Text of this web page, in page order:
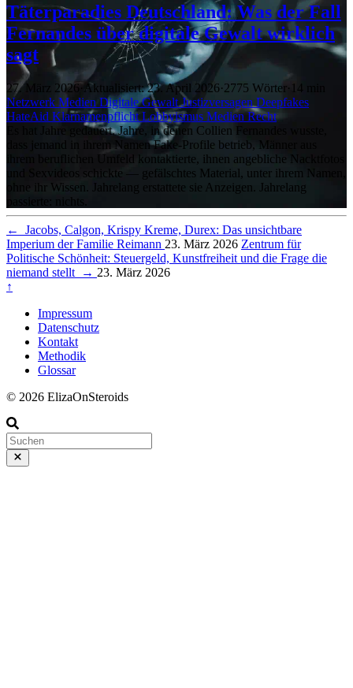
Täterparadies Deutschland: Was der Fall
Fernandes über digitale Gewalt wirklich
sagt
27. März 2026·Aktualisiert: 23. April 2026·2775 Wörter· 14 min
Netzwerk Medien Digitale GewaltJustizversagen Deepfakes
HateAid Klarnamenpflicht Lobbyismus Medien Recht
Es hat Jahre gedauert. Jahre, in denen Collien Fernandes wusste,
dass jemand in ihrem Namen Fake-Profile betrieb, Männer aus
ihrem beruflichen Umfeld kontaktierte, ihnen angebliche Nacktfotos
und Sexvideos schickte — gefälschtes Material, unter ihrem Namen,
ohne ihr Wissen. Jahrelang erstattete sie Anzeigen. Jahrelang
passierte: nichts.
←
Jacobs, Calgon, Krispy Kreme, Durex: Das unsichtbare
Imperium der Familie Reimann 23. März 2026 Zentrum für
Politische Schönheit: Steuergeld, Kunstfreiheit und die Frage die
niemand stellt
→ 23. März 2026
↑
Impressum
Datenschutz
Kontakt
Methodik
Glossar
© 2026 ElizaOnSteroids